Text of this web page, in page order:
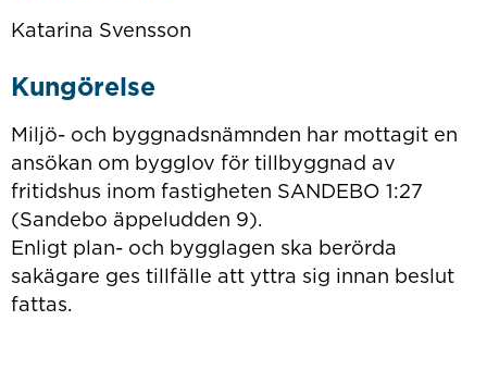
Katarina Svensson
Kungörelse
Miljö- och byggnadsnämnden har mottagit en
ansökan om bygglov för tillbyggnad av
fritidshus inom fastigheten SANDEBO 1:27
(Sandebo äppeludden 9).
Enligt plan- och bygglagen ska berörda
sakägare ges tillfälle att yttra sig innan beslut
fattas.